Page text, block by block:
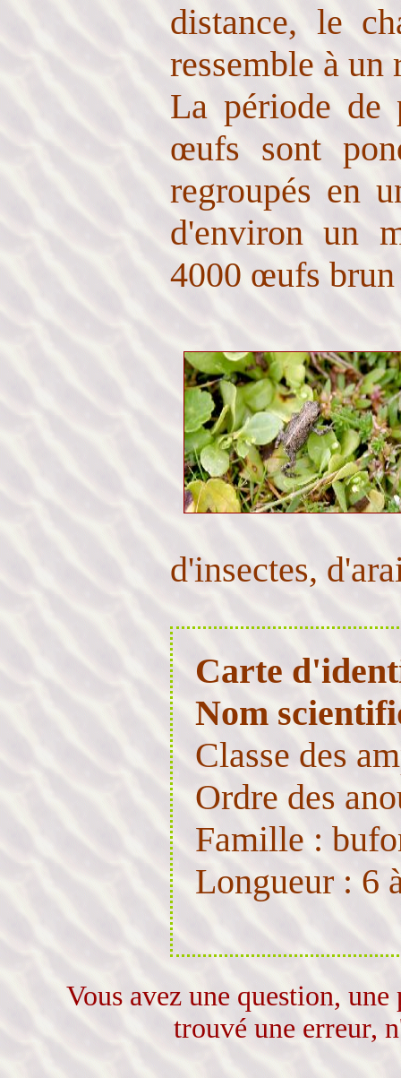
distance, le
ressemble à un
La période de
œufs sont
regroupés en
d'environ un
4000 œufs
d'insectes,
Carte
Nom
Classe des
Ordre des
Famille :
Longueur : 6
Vous avez une question,
trouvé une erreur,